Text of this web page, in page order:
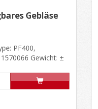
Gebläse
PF400,
Gewicht: ±